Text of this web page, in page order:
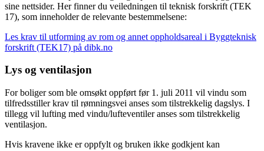
sine nettsider. Her finner du veiledningen til teknisk forskrift (TEK
17), som inneholder de relevante bestemmelsene:
Les krav til utforming av rom og annet oppholdsareal i Byggteknisk
forskrift (TEK17) på dibk.no
Lys og ventilasjon
For boliger som ble omsøkt oppført før 1. juli 2011 vil vindu som
tilfredsstiller krav til rømningsvei anses som tilstrekkelig dagslys. I
tillegg vil lufting med vindu/lufteventiler anses som tilstrekkelig
ventilasjon.
Hvis kravene ikke er oppfylt og bruken ikke godkjent kan